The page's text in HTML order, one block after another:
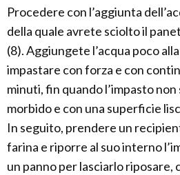
Procedere con l’aggiunta
della quale avrete sciolto il
(8). Aggiungete l’acqua poco
impastare con forza e con
minuti, fin quando l’impasto
morbido e con una superficie
In seguito, prendere un
farina e riporre al suo interno
un panno per lasciarlo riposare,